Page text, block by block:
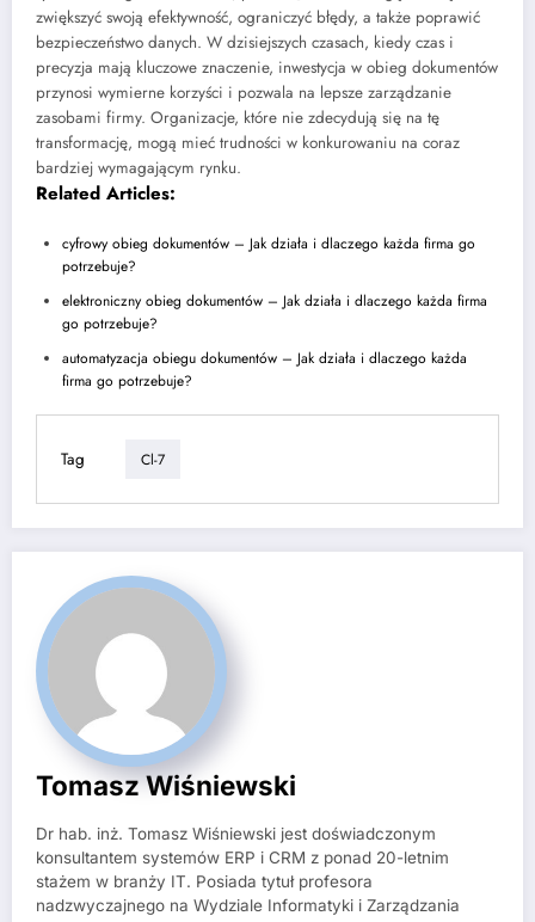
zwiększyć swoją efektywność, ograniczyć błędy, a także poprawić
bezpieczeństwo danych. W dzisiejszych czasach, kiedy czas i
precyzja mają kluczowe znaczenie, inwestycja w obieg dokumentów
przynosi wymierne korzyści i pozwala na lepsze zarządzanie
zasobami firmy. Organizacje, które nie zdecydują się na tę
transformację, mogą mieć trudności w konkurowaniu na coraz
bardziej wymagającym rynku.
Related Articles:
cyfrowy obieg dokumentów – Jak działa i dlaczego każda firma go
potrzebuje?
elektroniczny obieg dokumentów – Jak działa i dlaczego każda firma
go potrzebuje?
automatyzacja obiegu dokumentów – Jak działa i dlaczego każda
firma go potrzebuje?
Tag Cl-7
Tomasz Wiśniewski
Dr hab. inż. Tomasz Wiśniewski jest doświadczonym
konsultantem systemów ERP i CRM z ponad 20-letnim
stażem w branży IT. Posiada tytuł profesora
nadzwyczajnego na Wydziale Informatyki i Zarządzania